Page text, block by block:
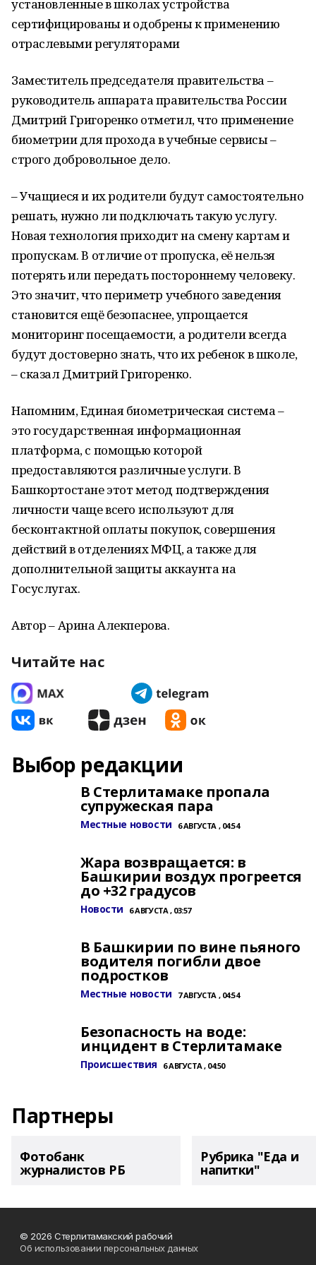
установленные в школах устройства
сертифицированы и одобрены к применению
отраслевыми регуляторами
Заместитель председателя правительства –
руководитель аппарата правительства России
Дмитрий Григоренко отметил, что применение
биометрии для прохода в учебные сервисы –
строго добровольное дело.
– Учащиеся и их родители будут самостоятельно
решать, нужно ли подключать такую услугу.
Новая технология приходит на смену картам и
пропускам. В отличие от пропуска, её нельзя
потерять или передать постороннему человеку.
Это значит, что периметр учебного заведения
становится ещё безопаснее, упрощается
мониторинг посещаемости, а родители всегда
будут достоверно знать, что их ребенок в школе,
– сказал Дмитрий Григоренко.
Напомним, Единая биометрическая система –
это государственная информационная
платформа, с помощью которой
предоставляются различные услуги. В
Башкортостане этот метод подтверждения
личности чаще всего используют для
бесконтактной оплаты покупок, совершения
действий в отделениях МФЦ, а также для
дополнительной защиты аккаунта на
Госуслугах.
Автор – Арина Алекперова.
Читайте нас
Выбор редакции
В Стерлитамаке пропала
супружеская пара
Местные новости 6 АВГУСТА , 04:54
Жара возвращается: в
Башкирии воздух прогреется
до +32 градусов
Новости 6 АВГУСТА , 03:57
В Башкирии по вине пьяного
водителя погибли двое
подростков
Местные новости 7 АВГУСТА , 04:54
Безопасность на воде:
инцидент в Стерлитамаке
Происшествия 6 АВГУСТА , 04:50
Партнеры
Фотобанк
журналистов РБ
Рубрика "Еда и
напитки"
© 2026 Стерлитамакский рабочий
Об использовании персональных данных